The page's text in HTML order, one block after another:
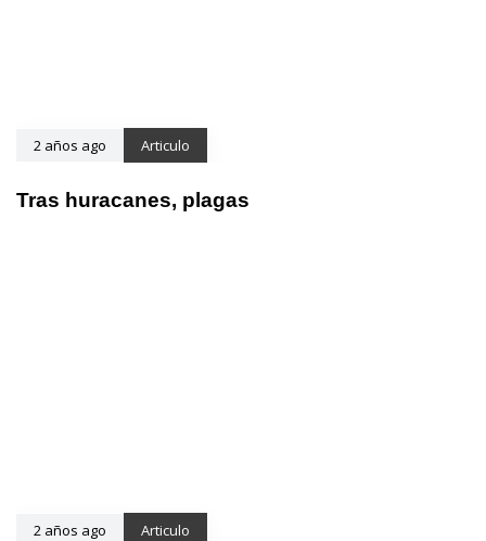
2 años ago Articulo
Tras huracanes, plagas
2 años ago Articulo